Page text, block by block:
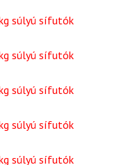
súlyú sífutók
súlyú sífutók
súlyú sífutók
súlyú sífutók
súlyú sífutók